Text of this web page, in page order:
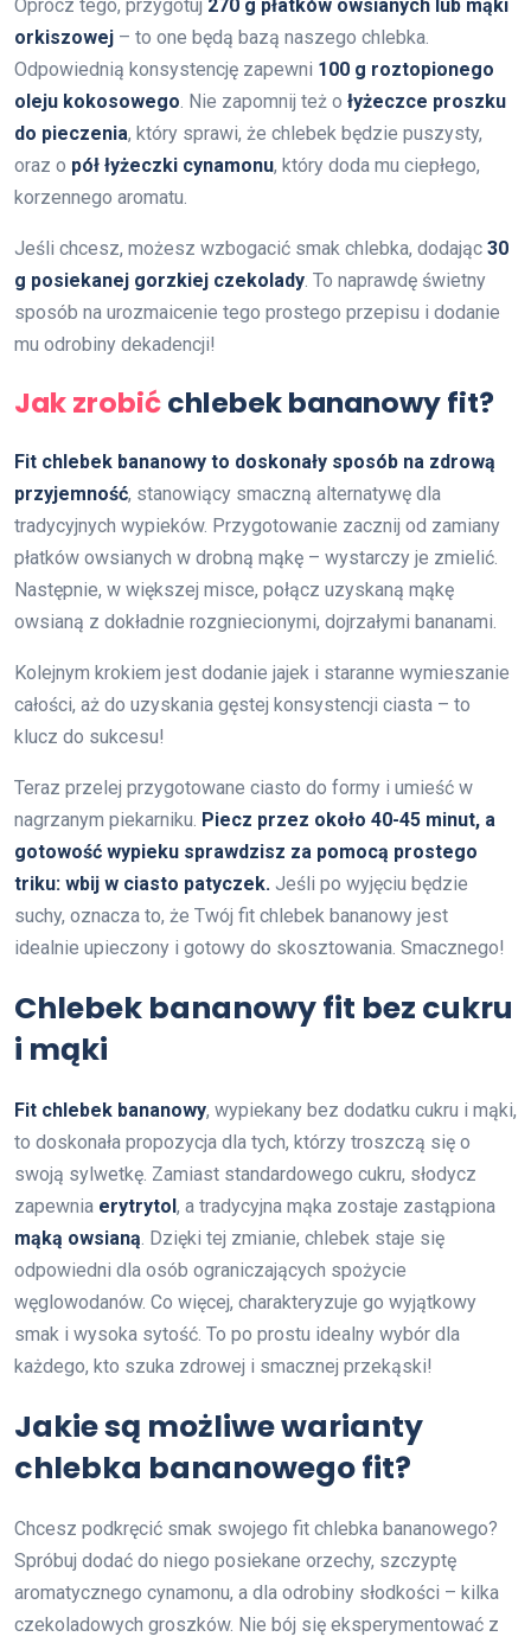
Oprócz tego, przygotuj 270 g płatków owsianych lub mąki
orkiszowej – to one będą bazą naszego chlebka.
Odpowiednią konsystencję zapewni 100 g roztopionego
oleju kokosowego. Nie zapomnij też o łyżeczce proszku
do pieczenia, który sprawi, że chlebek będzie puszysty,
oraz o pół łyżeczki cynamonu, który doda mu ciepłego,
korzennego aromatu.
Jeśli chcesz, możesz wzbogacić smak chlebka, dodając 30
g posiekanej gorzkiej czekolady. To naprawdę świetny
sposób na urozmaicenie tego prostego przepisu i dodanie
mu odrobiny dekadencji!
Jak zrobićchlebek bananowy fit?
Fit chlebek bananowy to doskonały sposób na zdrową
przyjemność, stanowiący smaczną alternatywę dla
tradycyjnych wypieków. Przygotowanie zacznij od zamiany
płatków owsianych w drobną mąkę – wystarczy je zmielić.
Następnie, w większej misce, połącz uzyskaną mąkę
owsianą z dokładnie rozgniecionymi, dojrzałymi bananami.
Kolejnym krokiem jest dodanie jajek i staranne wymieszanie
całości, aż do uzyskania gęstej konsystencji ciasta – to
klucz do sukcesu!
Teraz przelej przygotowane ciasto do formy i umieść w
nagrzanym piekarniku. Piecz przez około 40-45 minut, a
gotowość wypieku sprawdzisz za pomocą prostego
triku: wbij w ciasto patyczek. Jeśli po wyjęciu będzie
suchy, oznacza to, że Twój fit chlebek bananowy jest
idealnie upieczony i gotowy do skosztowania. Smacznego!
Chlebek bananowy fit bez cukru
i mąki
Fit chlebek bananowy, wypiekany bez dodatku cukru i mąki,
to doskonała propozycja dla tych, którzy troszczą się o
swoją sylwetkę. Zamiast standardowego cukru, słodycz
zapewnia erytrytol, a tradycyjna mąka zostaje zastąpiona
mąką owsianą. Dzięki tej zmianie, chlebek staje się
odpowiedni dla osób ograniczających spożycie
węglowodanów. Co więcej, charakteryzuje go wyjątkowy
smak i wysoka sytość. To po prostu idealny wybór dla
każdego, kto szuka zdrowej i smacznej przekąski!
Jakie są możliwe warianty
chlebka bananowego fit?
Chcesz podkręcić smak swojego fit chlebka bananowego?
Spróbuj dodać do niego posiekane orzechy, szczyptę
aromatycznego cynamonu, a dla odrobiny słodkości – kilka
czekoladowych groszków. Nie bój się eksperymentować z